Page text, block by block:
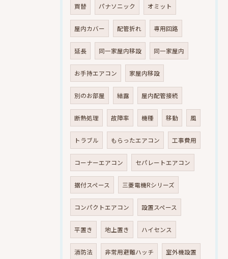
買替 パナソニック オミット
屋内カバー 配管折れ 専用回路
延長 同一家屋内移設 同一家屋内
お手持エアコン 家屋内移設
別のお部屋 結露 屋内配管接続
断熱処理 故障率 機種 移動 風
トラブル もらったエアコン 工事費用
コーナーエアコン セパレートエアコン
据付スペース 三菱電機Rシリーズ
コンパクトエアコン 設置スペース
平置き 地上置き ハイセンス
消防法 非常用避難ハッチ 室外機設置